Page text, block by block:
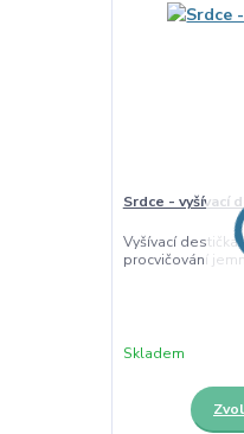
Srdce - vyšívací
Vyšívací destička
procvičování
Skladem